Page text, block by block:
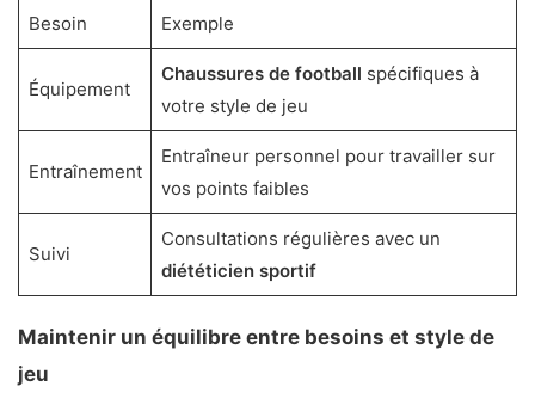
Besoin Exemple
Équipement
Chaussures de football spécifiques à
votre style de jeu
Entraînement
Entraîneur personnel pour travailler sur
vos points faibles
Suivi
Consultations régulières avec un
diététicien sportif
Maintenir un équilibre entre besoins et style de
jeu